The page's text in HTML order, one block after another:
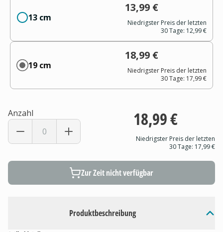
Produktbeschreibung
13 cm
13,99 €
Niedrigster Preis der letzten
30 Tage: 12,99 €
19 cm
18,99 €
Niedrigster Preis der letzten
30 Tage: 17,99 €
Anzahl 18,99 €
Niedrigster Preis der letzten
30 Tage: 17,99 €
Zur Zeit nicht verfügbar